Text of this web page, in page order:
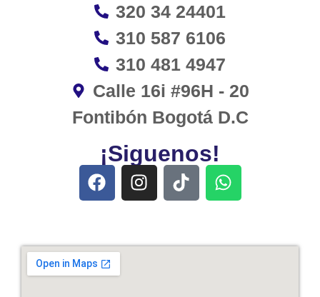
320 34 24401
310 587 6106
310 481 4947
Calle 16i #96H - 20
Fontibón Bogotá D.C
¡Siguenos!